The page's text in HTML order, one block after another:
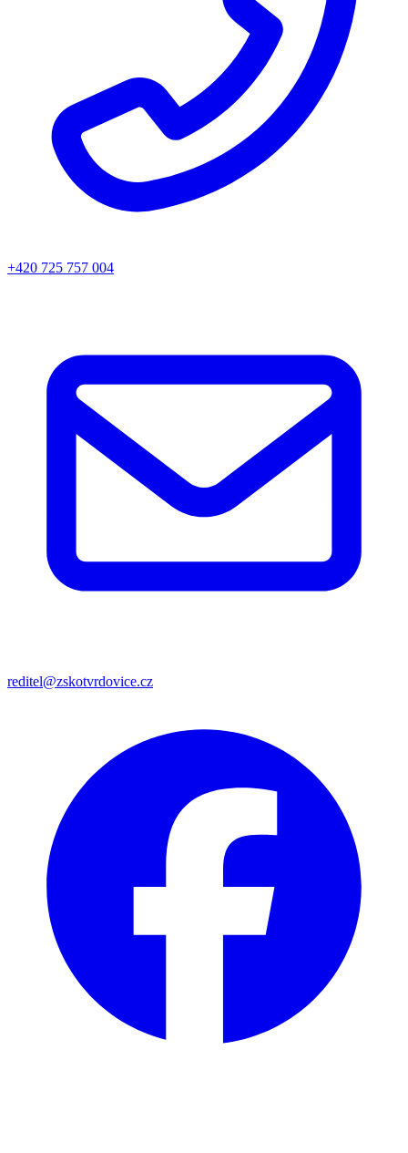
+420 725 757 004
reditel@zskotvrdovice.cz